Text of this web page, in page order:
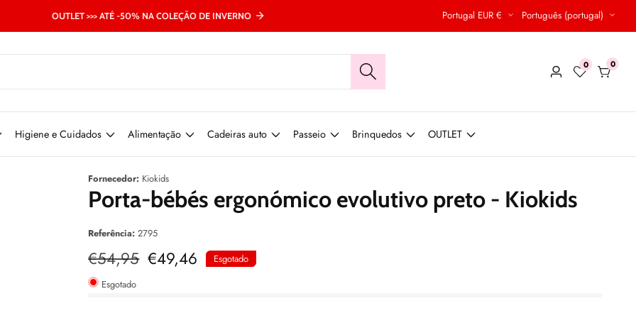
OUTLET >>> ATÉ -50% NA COLEÇÃO DE INVERNO Portugal EUR € Português (portugal)
Conecte-
0 00
Higiene e Cuidados Alimentação Cadeiras auto Passeio Brinquedos
OUTLET
Fornecedor: Kiokids
Porta-bébés ergonómico evolutivo preto - Kiokids
Referência: 2795
Preço
normal
€54,95 Preço
de
€49,46
Esgotado
Esgotado